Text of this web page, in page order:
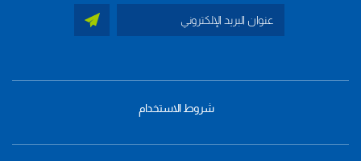
شروط الاستخدام